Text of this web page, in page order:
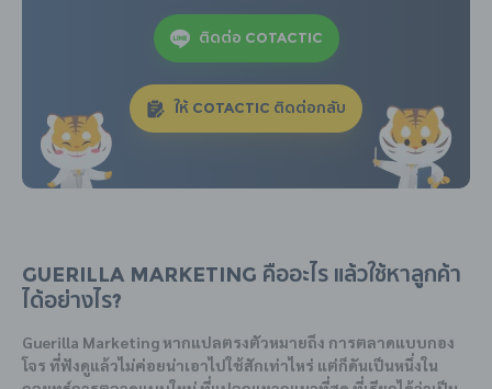
ติดต่อ COTACTIC
ให้ COTACTIC ติดต่อกลับ
Guerilla Marketing คืออะไร แล้วใช้หาลูกค้า
ได้อย่างไร?
Guerilla Marketing หากแปลตรงตัวหมายถึง การตลาดแบบกอง
โจร ที่ฟังดูแล้วไม่ค่อยน่าเอาไปใช้สักเท่าไหร่ แต่ก็ดันเป็นหนึ่งใน